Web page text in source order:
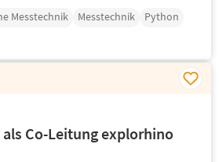
Messtechnik Messtechnik
Python
Co-Leitung explorhino